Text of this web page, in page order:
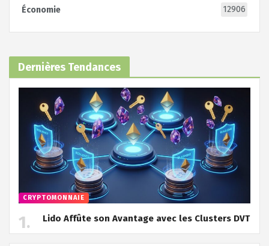
Économie 12906
Dernières Tendances
CRYPTOMONNAIE
Lido Affûte son Avantage avec les Clusters DVT